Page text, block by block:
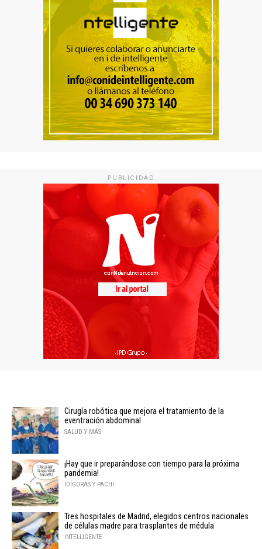
PUBLICIDAD
Cirugía robótica que mejora el tratamiento de la
eventración abdominal
SALUD Y MÁS
¡Hay que ir preparándose con tiempo para la próxima
pandemia!
IDÍGORAS Y PACHI
Tres hospitales de Madrid, elegidos centros nacionales
de células madre para trasplantes de médula
INTELLIGENTE